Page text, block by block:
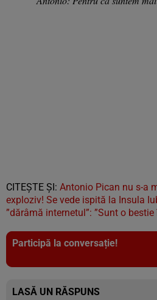
CITEȘTE ȘI: Antonio Pican nu s-a
exploziv! Se vede ispită la Insula
”dărâmă internetul”: ”Sunt o bestie
Participă la conversație!
LASĂ UN RĂSPUNS